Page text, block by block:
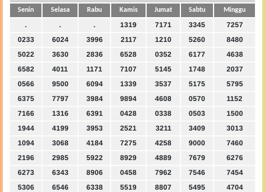
Senin Selasa Rabu Kamis Jumat Sabtu Minggu
. . . 1319 7171 3345
7257
0233
6024 3996 2117 1210 5260
8480
5022
3630 2836 6528 0352 6177
4638
6582
4011 1171 7107 5145 1748
2037
0566
9500 6094 1339 3537 5175
5795
6375
7797 3984 9894 4608 0570
1152
7166
1316 6391 0428 0338 0503
1500
1944
4199 3953 2521 3211 3409
3013
1094
3068 4184 7275 4258 9000
7460
2196
2985 5922 8929 4889 7679
6276
6273
6343 8906 0458 7962 7546
7454
5306
6546 6338 5519 8807 5495
4704